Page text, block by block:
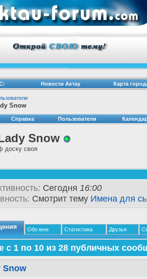
Новости Актау Карта
Snow
Справка Пользователи
Snow
доску своя
Сегодня 16:00
Смотрит тему Имена для
Обо мне Статистика Друзья
с 1 по 10 из 28 публичных
Snow